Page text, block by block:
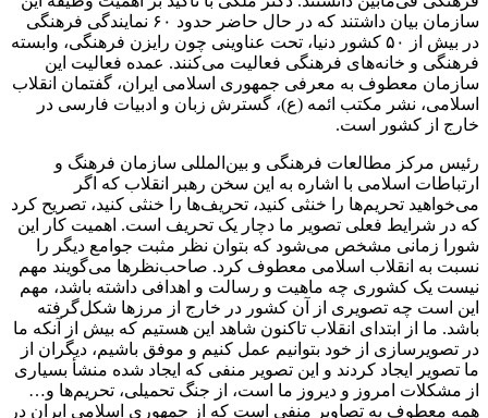
سازمان بیان داشتند که در حال حاضر حدود ۶۰ نمایندگی فرهنگی
در بیش از ۵۰ کشور دنیا، تحت عناوینی‌ چون رایزن فرهنگی، وابسته
فرهنگی و خانه‌های فرهنگی فعالیت می‌کنند. عمده فعالیت این
سازمان معطوف به معرفی جمهوری اسلامی ایران، گفتمان انقلاب
اسلامی، نشر مکتب ائمه (ع)، گسترش زبان و ادبیات فارسی در
خارج از کشور است.
رئیس مرکز مطالعات فرهنگی و بین‌المللی سازمان فرهنگ و
ارتباطات اسلامی با اشاره به این سخن رهبر انقلاب که اگر
می‌خواهید تحریم‌ها را خنثی کنید، تحریف‌ها را خنثی کنید، تصریح کرد
که در شرایط فعلی تصویر ما دچار یک تحریف است. اهمیت کار این
شورا زمانی مشخص می‌شود که بتوان نظر مثبت جوامع دیگر را
نسبت به انقلاب اسلامی معطوف کرد. صاحب‌نظرها می‌گویند مهم
نیست یک کشوری چه ماهیت و رسالت و اهدافی داشته باشد، مهم
این است چه تصویری از آن کشور در خارج از مرزها شکل‌گرفته
باشد. ما از ابتدای انقلاب تاکنون شاهد این هستیم که بیش از آنکه ما
در تصویرسازی از خود بتوانیم عمل کنیم و موفق باشیم، دیگران از
ما تصویر ایجاد کردند و این تصویر منفی که ایجاد شده منشأ بسیاری
از مشکلات امروز و دیروز ما است، از جنگ تحمیلی، تحریم‌ها و…
همه معطوف به تصاویر منفی است که از جمهوری اسلامی ایران در